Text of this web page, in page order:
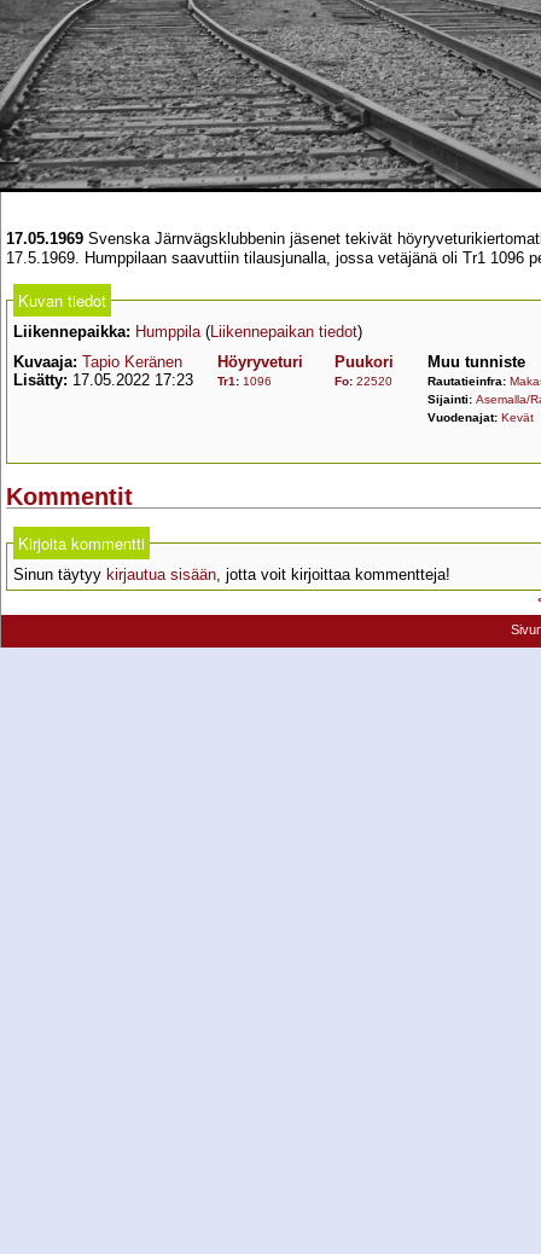
17.05.1969 Svenska Järnvägsklubbenin jäsenet tekivät
17.5.1969. Humppilaan saavuttiin tilausjunalla, jossa vetäjänä oli Tr1 1096
Kuvan tiedot
Liikennepaikka: Humppila (Liikennepaikan tiedot)
Kuvaaja: Tapio Keränen
Lisätty: 17.05.2022 17:23
Höyryveturi
Tr1 : 1096
Puukori
Fo: 22520
Muu tunniste
Rautatieinfra:
Sijainti: Asemalla/
Vuodenajat: Kevät
Kommentit
Kirjoita kommentti
Sinun täytyy kirjautua sisään , jotta voit kirjoittaa kommentteja!